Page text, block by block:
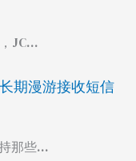
JC…
期漫游接收短信
那些…